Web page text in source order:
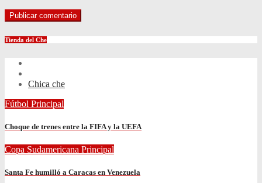
Tienda del Che
Chica che
Fútbol Principal
Choque de trenes entre la FIFA y la UEFA
Copa Sudamericana Principal
Santa Fe humilló a Caracas en Venezuela